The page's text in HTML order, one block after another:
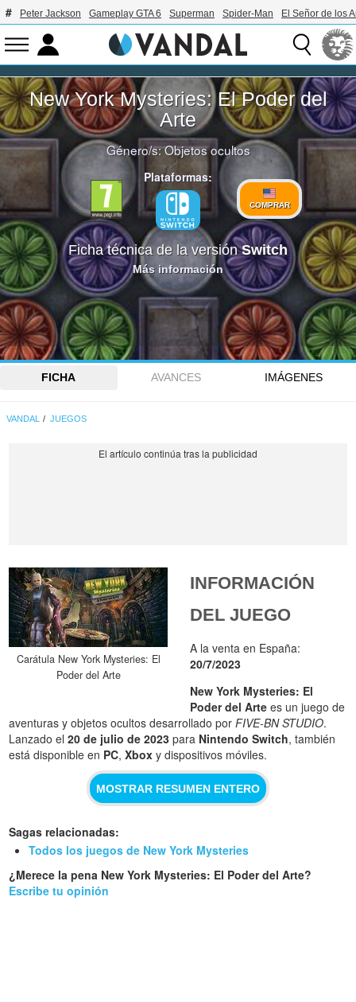
Peter Jackson Gameplay GTA 6 Superman Spider-Man El Señor de los
New York Mysteries: El Poder del
Arte
Género/s:Objetos ocultos
Plataformas:
COMPRAR
Ficha técnica de la versiónSwitch
Más información
FICHA AVANCES IMÁGENES
VANDAL JUEGOS
Carátula New York Mysteries: El
Poder del Arte
INFORMACIÓN
DEL JUEGO
A la venta en España:
20/7/2023
New York Mysteries: El
Poder del Arte es un juego de
aventuras y objetos ocultos desarrollado porFIVE-BN STUDIO.
Lanzado el20 de julio de 2023 para Nintendo Switch, también
está disponible en PC,Xbox y dispositivos móviles.
MOSTRAR RESUMEN ENTERO
Sagas relacionadas:
Todos los juegos de New York Mysteries
¿Merece la pena New York Mysteries: El Poder del Arte?
Escribe tu opinión